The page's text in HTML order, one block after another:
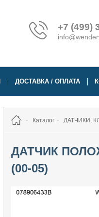
+7 (499)
ДОСТАВКА / ОПЛАТА
Каталог ДАТЧИКИ,
ДАТЧИК
(00-05)